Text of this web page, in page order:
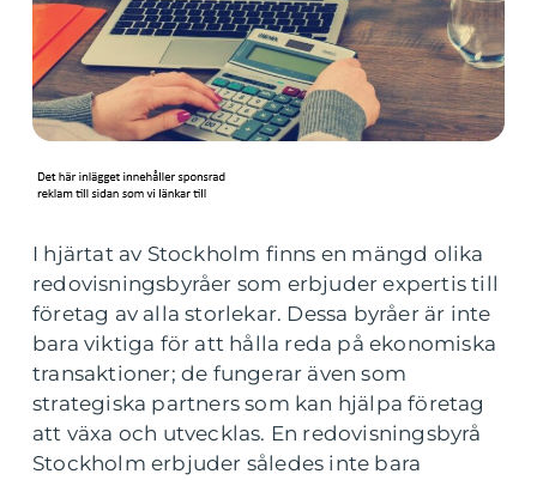
I hjärtat av Stockholm finns en mängd olika
redovisningsbyråer som erbjuder expertis till
företag av alla storlekar. Dessa byråer är inte
bara viktiga för att hålla reda på ekonomiska
transaktioner; de fungerar även som
strategiska partners som kan hjälpa företag
att växa och utvecklas. En redovisningsbyrå
Stockholm erbjuder således inte bara